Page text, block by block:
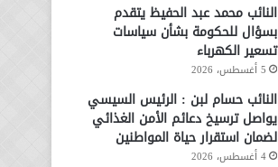
النائب محمد عبد الحفيظ يتقدم
بسؤال للحكومة بشأن سياسات
تسعير الكهرباء
5 أغسطس، 2026
النائب حسام لبن : الرئيس السيسي
يواصل ترسيخ دعائم الأمن الغذائي
لضمان استقرار حياة المواطنين
4 أغسطس، 2026